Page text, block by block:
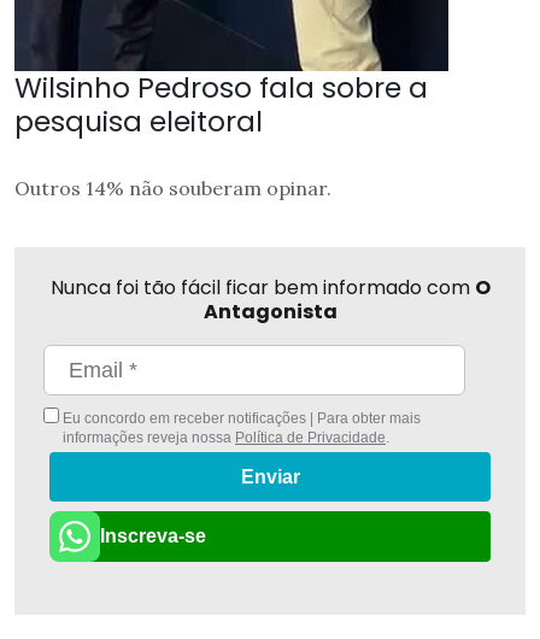
Wilsinho Pedroso fala sobre a
pesquisa eleitoral
Outros 14% não souberam opinar.
Nunca foi tão fácil ficar bem informado com O
Antagonista
Eu concordo em receber notificações | Para obter mais
informações reveja nossa Política de Privacidade.
Enviar
Inscreva-se